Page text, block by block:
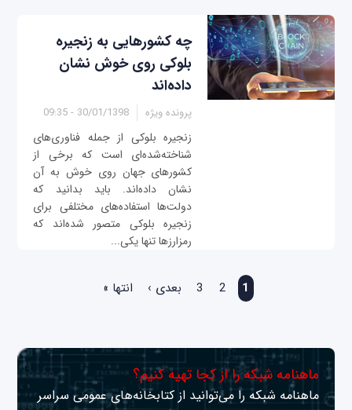
چه کشورهایی به زنجیره
بلوکی روی خوش نشان
داده‌اند
پرونده ویژه 30/01/1398 - 09:35
زنجیره بلوکی از جمله فناوری‌های
شناخته‌شده‌ای است که برخی از
کشورهای جهان روی خوش به آن
نشان داده‌اند. باید بدانید که
دولت‌ها استفاده‌های مختلفی برای
زنجیره بلوکی متصور شده‌اند که
رمزارزها تنها یکی...
1
2
3 بعدی › انتها »
ماهنامه شبکه را از کجا تهیه کنیم؟
ماهنامه شبکه را می‌توانید از کتابخانه‌های عمومی سراسر